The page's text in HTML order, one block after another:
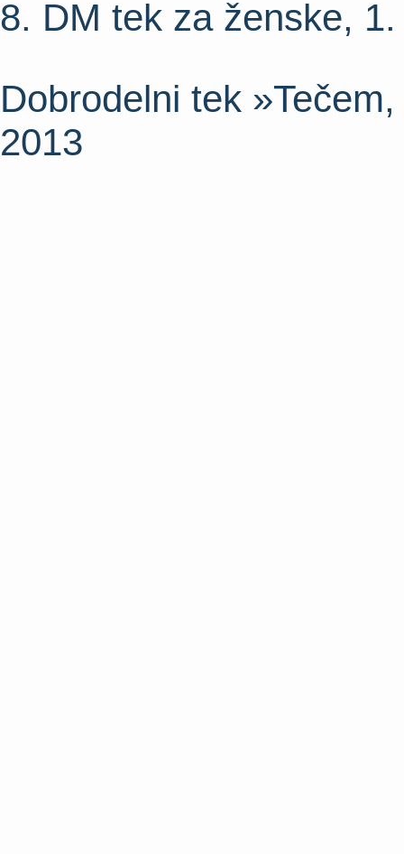
8. DM tek za ženske,
Dobrodelni tek
2013